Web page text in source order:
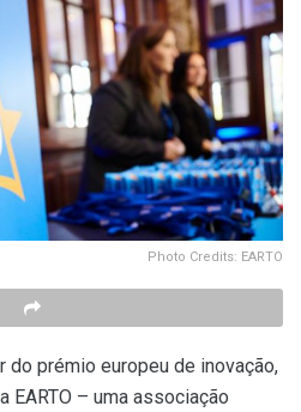
Photo Credits: EARTO
do prémio europeu de inovação,
EARTO – uma associação